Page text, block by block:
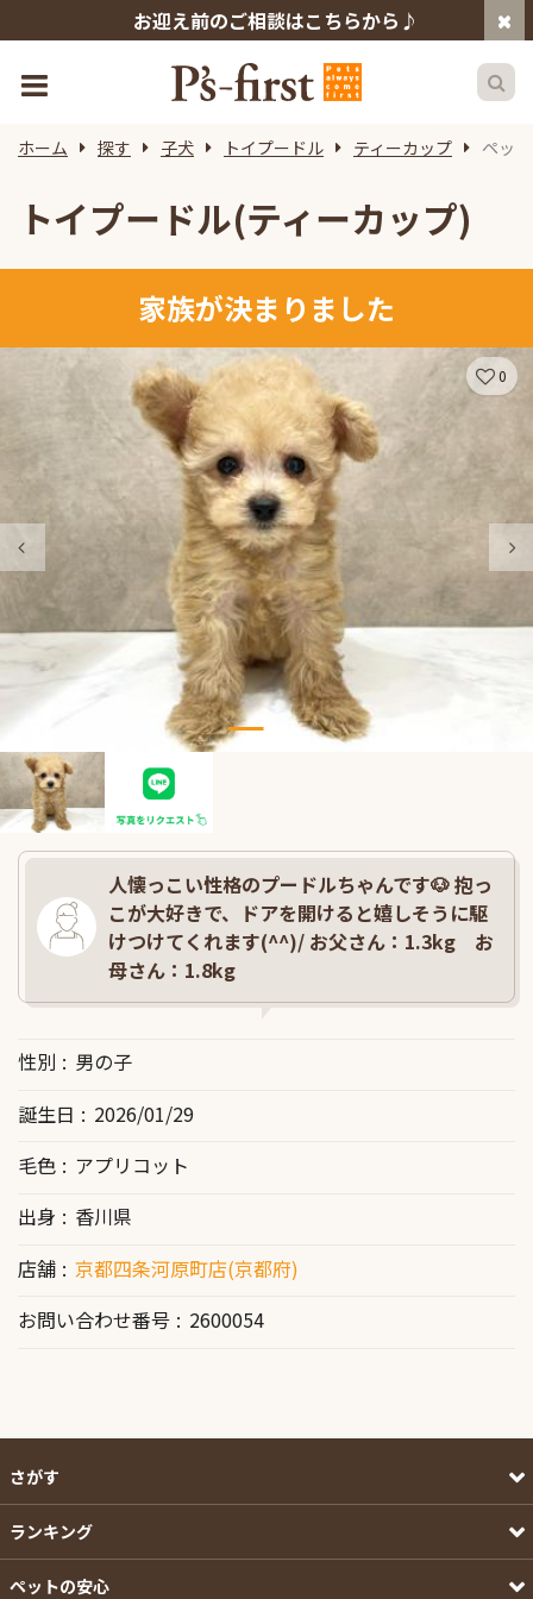
お迎え前のご相談はこちらから♪
ホーム 探す 子犬 トイプードル ティーカップ ペッ
トイプードル(ティーカップ)
家族が決まりました
0
人懐っこい性格のプードルちゃんです🐶 抱っ
こが大好きで、ドアを開けると嬉しそうに駆
けつけてくれます(^^)/ お父さん：1.3kg お
母さん：1.8kg
性別
男の子
誕生日
2026/01/29
毛色
アプリコット
出身
香川県
店舗
京都四条河原町店(京都府)
お問い合わせ番号
2600054
さがす
ランキング
ペットの安心